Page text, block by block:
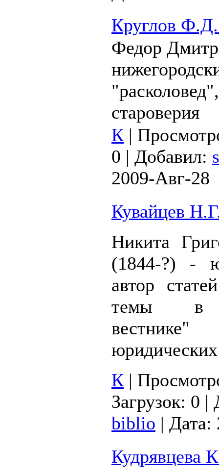
Круглов
Федор
староверия
К |
0 | Добавил:
2009-Авг-28
Кувайцев
Никита
(1844-?) -
автор
темы в
К |
Загрузок: 0 |
biblio | Дата:
Кудрявцева